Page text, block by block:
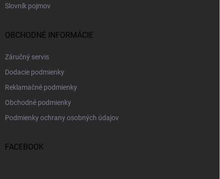
Slovník pojmov
OBCHODNÉ INFORMÁCIE
Záručný servis
Dodacie podmienky
Reklamačné podmienky
Obchodné podmienky
Podmienky ochrany osobných údajov
FACEBOOK